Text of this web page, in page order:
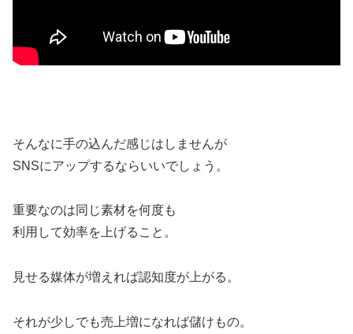
そんなに手の込んだ感じはしませんが
SNSにアップするならいいでしょう。
重要なのは同じ素材を何度も
利用して効率を上げること。
見せる媒体が増えれば認知度が上がる。
それが少しでも売上増になれば儲けもの。